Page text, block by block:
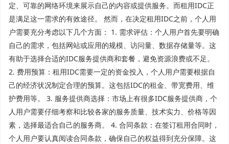
定、可靠的网络环境来展示自己的内容或提供服务。而租用IDC正
是满足这一需求的有效途径。 然而，在决定租用IDC之前，个人用
户需要充分考虑以下几个方面： 1. 需求评估：个人用户首先要明确
自己的需求，包括网站或应用的规模、访问量、数据存储量等。这
有助于选择合适的IDC服务提供商和套餐，避免资源浪费或不足。
2. 费用预算：租用IDC需要一定的资金投入，个人用户需要根据自
己的经济状况制定合理的预算。这包括IDC的租金、带宽费用、维
护费用等。 3. 服务提供商选择：市场上有很多IDC服务提供商，个
人用户需要仔细考察和比较各家的服务质量、技术实力、价格等因
素，选择最适合自己的服务商。 4. 合同条款：在签订租用合同时，
个人用户要认真阅读合同条款，确保自己的权益得到充分保障。这